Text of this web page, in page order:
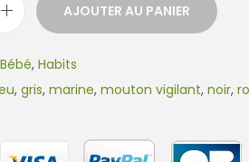
AJOUTER AU PANIER
Bébé, Habits
, gris, marine, mouton vigilant, noir,